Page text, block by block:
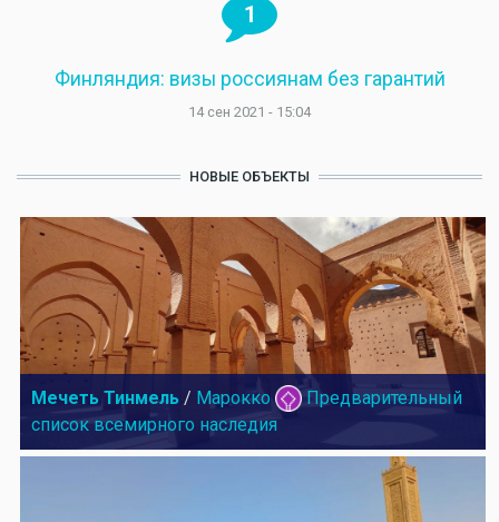
1
Финляндия: визы россиянам без гарантий
14 сен 2021 - 15:04
НОВЫЕ ОБЪЕКТЫ
Мечеть Тинмель / Марокко
Предварительный
список всемирного наследия